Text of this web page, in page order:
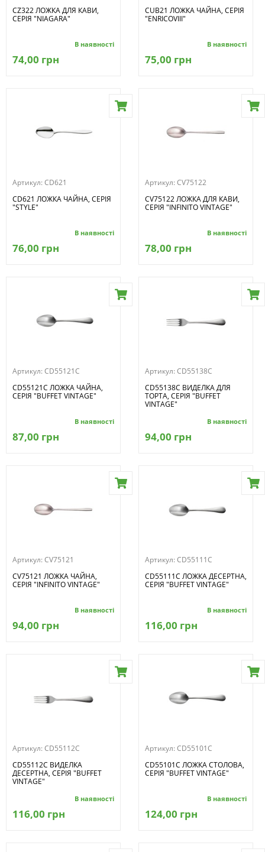
CZ322 ЛОЖКА ДЛЯ КАВИ,
СЕРІЯ "NIAGARA"
В наявності
74,00 грн
CUB21 ЛОЖКА ЧАЙНА, СЕРІЯ
"ENRICOVIII"
В наявності
75,00 грн
Артикул: CD621
CD621 ЛОЖКА ЧАЙНА, СЕРІЯ
"STYLE"
В наявності
76,00 грн
Артикул: CV75122
CV75122 ЛОЖКА ДЛЯ КАВИ,
СЕРІЯ "INFINITO VINTAGE"
В наявності
78,00 грн
Артикул: CD55121C
CD55121C ЛОЖКА ЧАЙНА,
СЕРІЯ "BUFFET VINTAGE"
В наявності
87,00 грн
Артикул: CD55138C
CD55138C ВИДЕЛКА ДЛЯ
ТОРТА, СЕРІЯ "BUFFET
VINTAGE"
В наявності
94,00 грн
Артикул: CV75121
CV75121 ЛОЖКА ЧАЙНА,
СЕРІЯ "INFINITO VINTAGE"
В наявності
94,00 грн
Артикул: CD55111C
CD55111C ЛОЖКА ДЕСЕРТНА,
СЕРІЯ "BUFFET VINTAGE"
В наявності
116,00 грн
Артикул: CD55112C
CD55112C ВИДЕЛКА
ДЕСЕРТНА, СЕРІЯ "BUFFET
VINTAGE"
В наявності
116,00 грн
Артикул: CD55101C
CD55101C ЛОЖКА СТОЛОВА,
СЕРІЯ "BUFFET VINTAGE"
В наявності
124,00 грн